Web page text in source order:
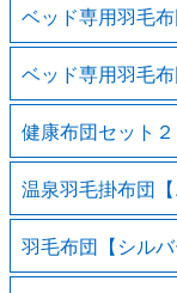
ベッド専用羽毛
ベッド専用羽毛
健康布団セット２
温泉羽毛掛布団
羽毛布団【シルバ